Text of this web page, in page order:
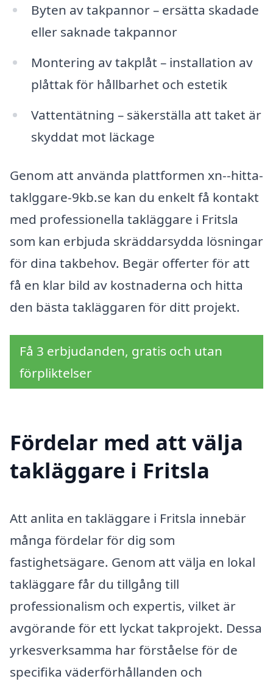
Byten av takpannor – ersätta skadade
eller saknade takpannor
Montering av takplåt – installation av
plåttak för hållbarhet och estetik
Vattentätning – säkerställa att taket är
skyddat mot läckage
Genom att använda plattformen xn--hitta-
taklggare-9kb.se kan du enkelt få kontakt
med professionella takläggare i Fritsla
som kan erbjuda skräddarsydda lösningar
för dina takbehov. Begär offerter för att
få en klar bild av kostnaderna och hitta
den bästa takläggaren för ditt projekt.
Få 3 erbjudanden, gratis och utan
förpliktelser
Fördelar med att välja
takläggare i Fritsla
Att anlita en takläggare i Fritsla innebär
många fördelar för dig som
fastighetsägare. Genom att välja en lokal
takläggare får du tillgång till
professionalism och expertis, vilket är
avgörande för ett lyckat takprojekt. Dessa
yrkesverksamma har förståelse för de
specifika väderförhållanden och